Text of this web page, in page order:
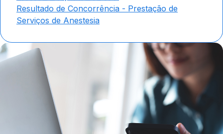
Resultado de Concorrência - Prestação de
Serviços de Anestesia